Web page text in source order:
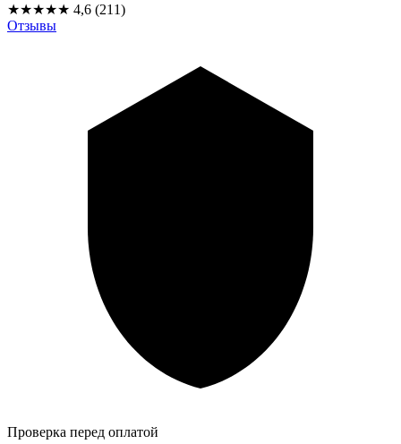
★★★★★ 4,6 (211)
Отзывы
Проверка перед оплатой